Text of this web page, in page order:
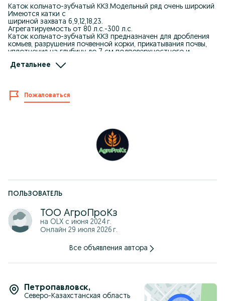
Каток кольчато-зубчатый ККЗ.Модельный ряд очень широкий
Имеются катки с
шириной захвата 6,9,12,18,23.
Агрегатируемость от 80 л.с.-300 л.с.
Каток кольчато-зубчатый ККЗ предназначен для дробления
комьев, разрушения почвенной корки, прикатывания почвы,
уплотнения на глубину до 7 см подповерхностного и
После прикатывания поверхность поля покрыта
Количество ограничено!Приобретайте прикатывающие катки
от завода КазАгромаш!
Детальнее
Пожаловаться
ПОЛЬЗОВАТЕЛЬ
ТОО АгроПроКз
на OLX с июня 2024 г.
Онлайн 29 июля 2026 г.
Все объявления автора
Петропавловск,
Северо-Казахстанская область